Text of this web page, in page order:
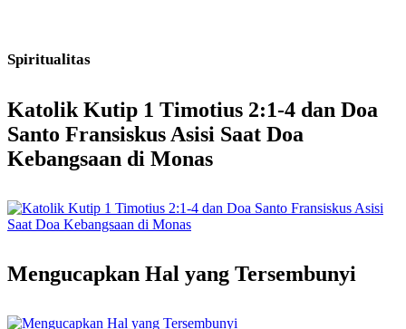
Spiritualitas
Katolik Kutip 1 Timotius 2:1-4 dan Doa
Santo Fransiskus Asisi Saat Doa
Kebangsaan di Monas
Mengucapkan Hal yang Tersembunyi